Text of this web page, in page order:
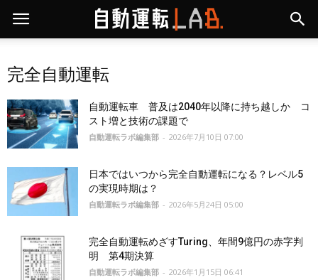
完全自動運転
自動運転車 普及は2040年以降に持ち越しか コ
スト増と技術の課題で
自動運転ラボ編集部 - 2026年7月10日 07:00
日本ではいつから完全自動運転になる？レベル5
の実現時期は？
自動運転ラボ編集部 - 2026年5月24日 05:00
完全自動運転めざすTuring、年間9億円の赤字判
明 第4期決算
自動運転ラボ編集部 - 2026年1月15日 06:41